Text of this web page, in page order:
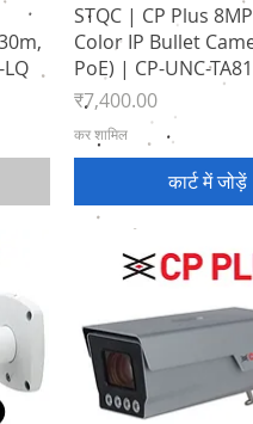
STQC | CP Plus
Color IP Bullet
PoE) | CP-UNC-
मूल्य
₹7,400.00
कर शामिल
कार्ट में जोड़ें